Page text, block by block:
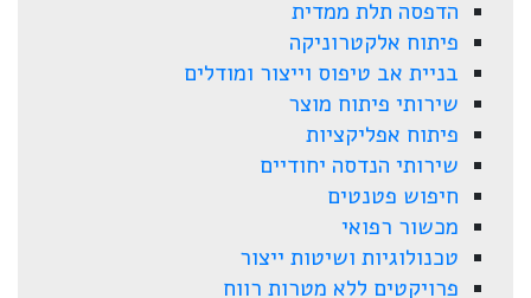
הדפסה תלת ממדית
פיתוח אלקטרוניקה
בניית אב טיפוס וייצור ומודלים
שירותי פיתוח מוצר
פיתוח אפליקציות
שירותי הנדסה יחודיים
חיפוש פטנטים
מכשור רפואי
טכנולוגיות ושיטות ייצור
פרויקטים ללא מטרות רווח